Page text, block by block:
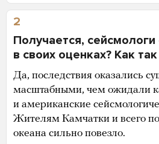
2
Получается,
в своих оценках? Как
Да, последствия оказались
масштабными, чем ожидали
и американские
Жителям Камчатки и всего
океана сильно повезло.